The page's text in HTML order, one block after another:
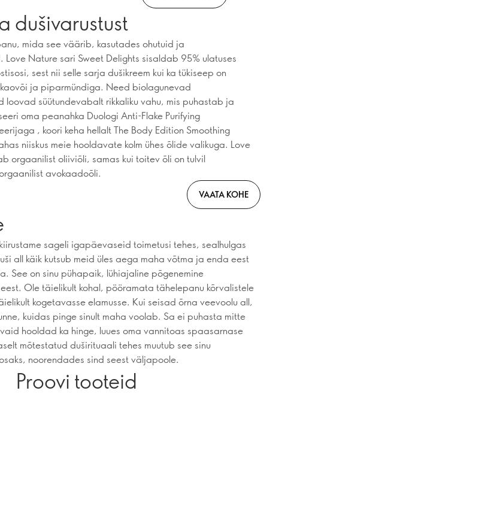
dušivarustust
mida see väärib, kasutades ohutuid ja
Love Nature sari Sweet Delights sisaldab 95% ulatuses
sest nii selle sarja dušikreem kui ka tükiseep on
ja piparmündiga. Need biolagunevad
süütundevabalt rikkaliku vahu, mis puhastab ja
oma peanahka Duologi Anti-Flake Purifying
, koori keha hellalt The Body Edition Smoothing
niiskus meie hooldavate kolm ühes õlide valikuga. Love
orgaanilist oliiviõli, samas kui toitev õli on tulvil
avokaadoõli.
VAATA KOHE
sageli igapäevaseid toimetusi tehes, sealhulgas
all käik kutsub meid üles aega maha võtma ja enda eest
See on sinu pühapaik, lühiajaline põgenemine
Ole täielikult kohal, pööramata tähelepanu kõrvalistele
kogetavasse elamusse. Kui seisad õrna veevoolu all,
kuidas pinge sinult maha voolab. Sa ei puhasta mitte
hooldad ka hinge, luues oma vannitoas spaasarnase
mõtestatud duširituaali tehes muutub see sinu
noorendades sind seest väljapoole.
Proovi tooteid